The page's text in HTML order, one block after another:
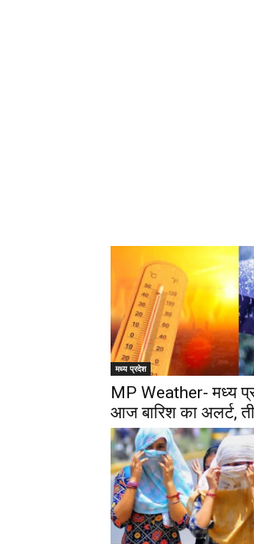
मध्य प्रदेश
MP Weather- मध्‍य
आज बारिश का अलर्ट,